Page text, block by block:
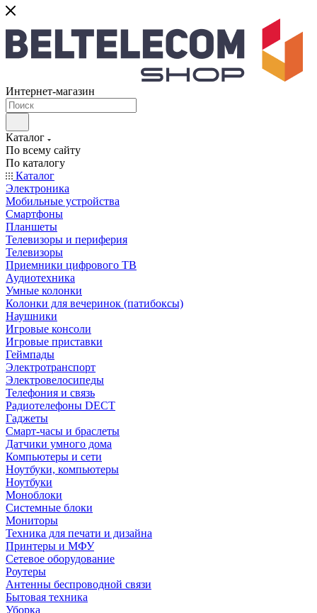
Интернет-магазин
Каталог
По всему сайту
По каталогу
Каталог
Электроника
Мобильные устройства
Смартфоны
Планшеты
Телевизоры и периферия
Телевизоры
Приемники цифрового ТВ
Аудиотехника
Умные колонки
Колонки для вечеринок (патибоксы)
Наушники
Игровые консоли
Игровые приставки
Геймпады
Электротранспорт
Электровелосипеды
Телефония и связь
Радиотелефоны DECT
Гаджеты
Смарт-часы и браслеты
Датчики умного дома
Компьютеры и сети
Ноутбуки, компьютеры
Ноутбуки
Моноблоки
Системные блоки
Мониторы
Техника для печати и дизайна
Принтеры и МФУ
Сетевое оборудование
Роутеры
Антенны беспроводной связи
Бытовая техника
Уборка